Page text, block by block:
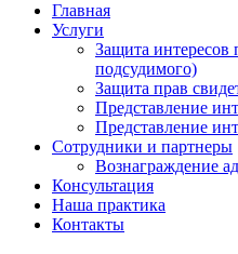
Главная
Услуги
Защита интересов
подсудимого)
Защита прав
Представление
Представление
Сотрудники и партнеры
Вознаграждение
Консультация
Наша практика
Контакты